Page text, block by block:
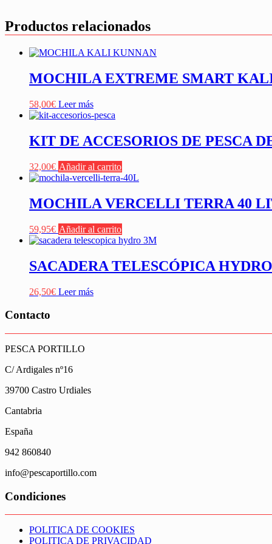
Productos relacionados
MOCHILA EXTREME SMART
58,00€ Leer más
KIT DE ACCESORIOS DE PESCA
32,00€ Añadir al carrito
MOCHILA VERCELLI TERRA 40
59,95€ Añadir al carrito
SACADERA TELESCÓPICA
26,50€ Leer más
Contacto
PESCA PORTILLO
C/ Ardigales nº16
39700 Castro Urdiales
Cantabria
España
942 860840
info@pescaportillo.com
Condiciones
POLITICA DE COOKIES
POLITICA DE PRIVACIDAD